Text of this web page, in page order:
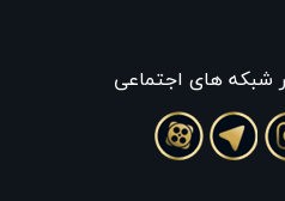
شبکه های اجتماعی